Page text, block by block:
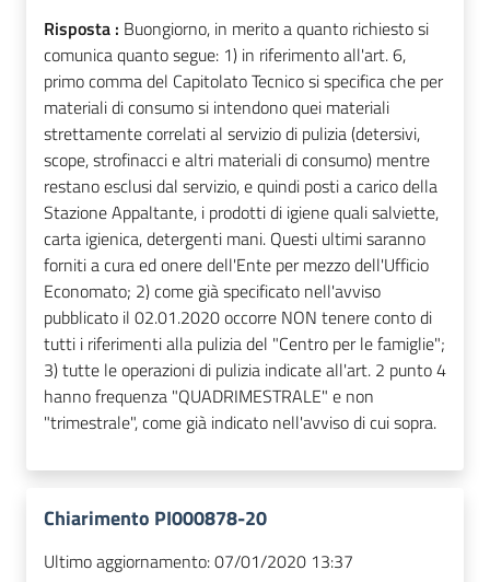
Risposta : Buongiorno, in merito a quanto richiesto si
comunica quanto segue: 1) in riferimento all'art. 6,
primo comma del Capitolato Tecnico si specifica che per
materiali di consumo si intendono quei materiali
strettamente correlati al servizio di pulizia (detersivi,
scope, strofinacci e altri materiali di consumo) mentre
restano esclusi dal servizio, e quindi posti a carico della
Stazione Appaltante, i prodotti di igiene quali salviette,
carta igienica, detergenti mani. Questi ultimi saranno
forniti a cura ed onere dell'Ente per mezzo dell'Ufficio
Economato; 2) come già specificato nell'avviso
pubblicato il 02.01.2020 occorre NON tenere conto di
tutti i riferimenti alla pulizia del "Centro per le famiglie";
3) tutte le operazioni di pulizia indicate all'art. 2 punto 4
hanno frequenza "QUADRIMESTRALE" e non
"trimestrale", come già indicato nell'avviso di cui sopra.
Chiarimento PI000878-20
Ultimo aggiornamento:07/01/2020 13:37